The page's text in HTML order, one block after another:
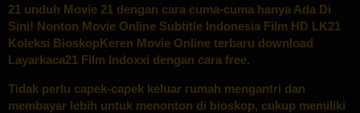
21 unduh Movie 21 dengan cara cuma-cuma hanya Ada Di
Sini! Nonton Movie Online Subtitle Indonesia Film HD LK21
Koleksi BioskopKeren Movie Online terbaru download
Layarkaca21 Film Indoxxi dengan cara free.
Tidak perlu capek-capek keluar rumah mengantri dan
membayar lebih untuk menonton di bioskop, cukup memiliki